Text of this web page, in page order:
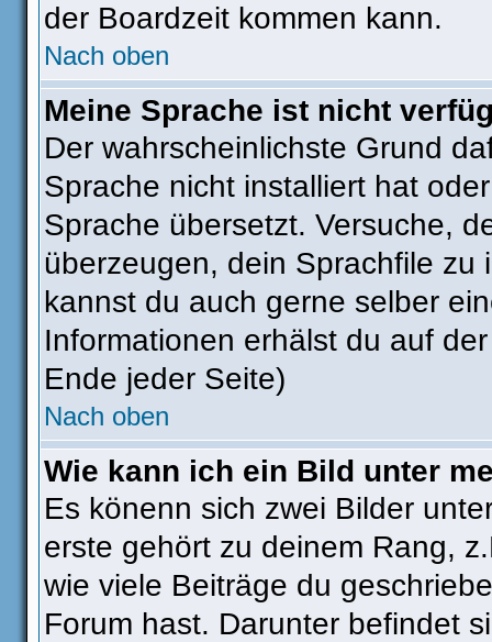
der Boardzeit kommen kann.
Nach oben
Meine Sprache ist nicht
Der wahrscheinlichste Grund
Sprache nicht installiert hat
Sprache übersetzt. Versuche,
überzeugen, dein Sprachfile zu
kannst du auch gerne selber
Informationen erhälst du auf
Ende jeder Seite)
Nach oben
Wie kann ich ein Bild unter
Es könenn sich zwei Bilder
erste gehört zu deinem Rang,
wie viele Beiträge du
Forum hast. Darunter befindet